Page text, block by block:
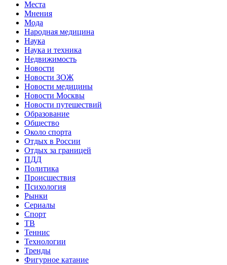
Места
Мнения
Мода
Народная медицина
Наука
Наука и техника
Недвижимость
Новости
Новости ЗОЖ
Новости медицины
Новости Москвы
Новости путешествий
Образование
Общество
Около спорта
Отдых в России
Отдых за границей
ПДД
Политика
Происшествия
Психология
Рынки
Сериалы
Спорт
ТВ
Теннис
Технологии
Тренды
Фигурное катание